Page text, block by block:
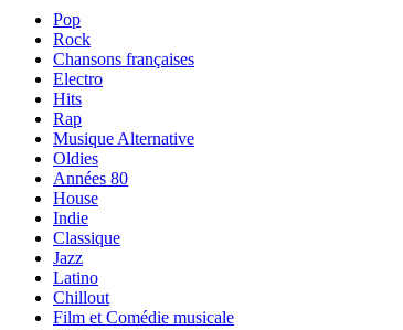
Pop
Rock
Chansons françaises
Electro
Hits
Rap
Musique Alternative
Oldies
Années 80
House
Indie
Classique
Jazz
Latino
Chillout
Film et Comédie musicale